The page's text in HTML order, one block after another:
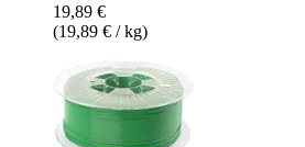
19,89 €
(19,89 € / kg)